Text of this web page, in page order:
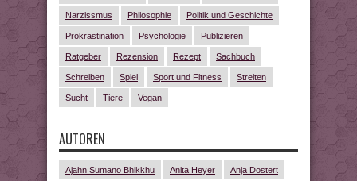
Narzissmus Philosophie Politik und Geschichte
Prokrastination Psychologie Publizieren
Ratgeber Rezension Rezept Sachbuch
Schreiben Spiel Sport und Fitness Streiten
Sucht Tiere Vegan
AUTOREN
Ajahn Sumano Bhikkhu Anita Heyer Anja Dostert